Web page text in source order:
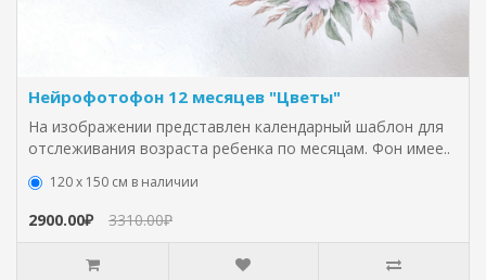
Нейрофотофон 12 месяцев "Цветы"
На изображении представлен календарный шаблон для
отслеживания возраста ребенка по месяцам. Фон имее..
120 х 150 см в наличии
2900.00₽ 3310.00₽